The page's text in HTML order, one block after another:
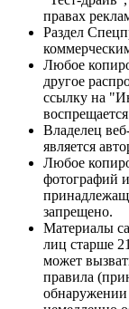
правах
Раздел
Любое
другое
ссылку на
Владелец
является
Любое
фотографий
запрещено.
Материалы
лиц старше
может
правила
обнаружении